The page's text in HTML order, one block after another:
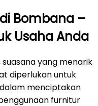
Bombana –
Usaha Anda
yang menarik
diperlukan untuk
menciptakan
furnitur